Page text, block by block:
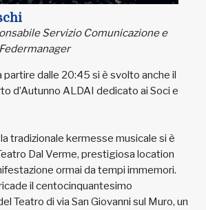
Servizio Comunicazione e
dalle 20:45 si è svolto anche il
d’Autunno ALDAI dedicato ai Soci e
tradizionale kermesse musicale si è
Dal Verme, prestigiosa location
ormai da tempi immemori.
il centocinquantesimo
Teatro di via San Giovanni sul Muro, un